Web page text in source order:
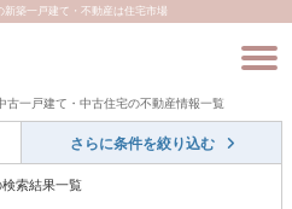
築一戸建て・不動産は住宅市場
古一戸建て・中古住宅の不動産情報一覧
さらに条件を絞り込む
索結果一覧